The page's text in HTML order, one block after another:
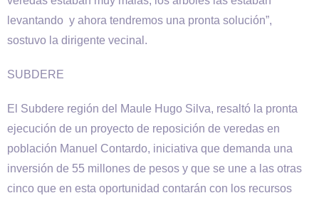
levantando y ahora tendremos una pronta solución”,
sostuvo la dirigente vecinal.
SUBDERE
El Subdere región del Maule Hugo Silva, resaltó la pronta
ejecución de un proyecto de reposición de veredas en
población Manuel Contardo, iniciativa que demanda una
inversión de 55 millones de pesos y que se une a las otras
cinco que en esta oportunidad contarán con los recursos